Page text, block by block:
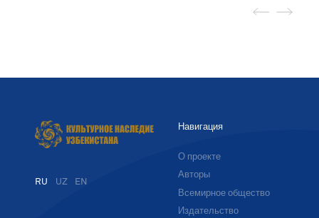
RU UZ EN
Навигация
О проекте
Авторы
Всемирное общество
Издательство